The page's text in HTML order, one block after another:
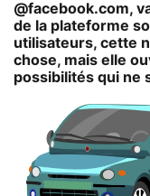
@facebook.com,
de la plateforme
utilisateurs, cette
chose, mais elle
possibilités qui ne